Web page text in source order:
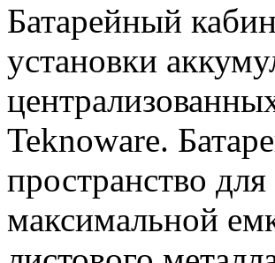
Батарейный
установки
Teknoware.
пространство
максимальной